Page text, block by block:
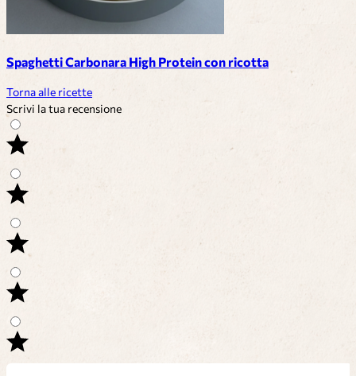
Spaghetti Carbonara High Protein con ricotta
Torna alle ricette
Scrivi la tua recensione